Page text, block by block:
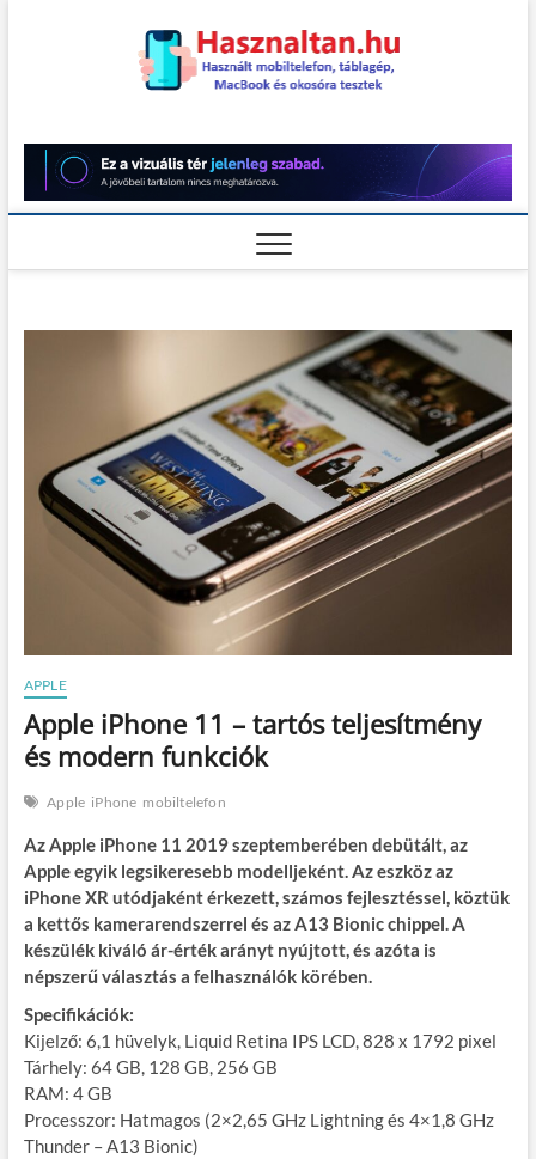
Használt
teszt
TÁBLAGÉP, MACBOOK ÉS
OKOSÓRA TESZTEK
APPLE
Apple iPhone 11 – tartós teljesítmény
és modern funkciók
Apple iPhone mobiltelefon
Az Apple iPhone 11 2019 szeptemberében debütált, az
Apple egyik legsikeresebb modelljeként. Az eszköz az
iPhone XR utódjaként érkezett, számos fejlesztéssel, köztük
a kettős kamerarendszerrel és az A13 Bionic chippel. A
készülék kiváló ár-érték arányt nyújtott, és azóta is
népszerű választás a felhasználók körében.
Specifikációk:
Kijelző: 6,1 hüvelyk, Liquid Retina IPS LCD, 828 x 1792 pixel
Tárhely: 64 GB, 128 GB, 256 GB
RAM: 4 GB
Processzor: Hatmagos (2×2,65 GHz Lightning és 4×1,8 GHz
Thunder – A13 Bionic)